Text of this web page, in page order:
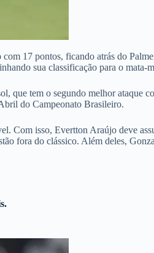
17 pontos, ficando atrás do
sua classificação para o mata-
que tem o segundo melhor ataque
do Campeonato Brasileiro.
Com isso, Evertton Araújo deve
fora do clássico. Além deles,